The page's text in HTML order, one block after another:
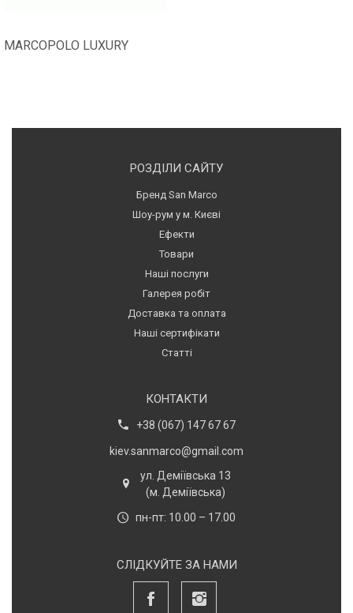
MARCOPOLO LUXURY
РОЗДІЛИ САЙТУ
Бренд San Marco
Шоу-рум у м. Києві
Ефекти
Товари
Наші послуги
Галерея робіт
Доставка та оплата
Наші сертифікати
Статті
КОНТАКТИ
+38 (067) 147 67 67
kiev.sanmarco@gmail.com
ул. Деміївська 13
(м. Деміївська)
пн-пт: 10.00 – 17.00
СЛІДКУЙТЕ ЗА НАМИ